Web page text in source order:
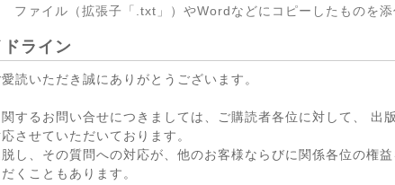
ファイル（拡張子「.txt」）やWordなどにコピーしたものを添
ライン
読いただき誠にありがとうございます。
するお問い合せにつきましては、ご購読者各位に対して、 出
させていただいております。
し、その質問への対応が、他のお客様ならびに関係各位の権
くこともあります。